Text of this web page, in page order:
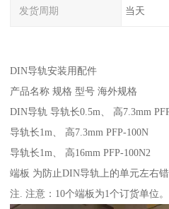
发货周期 当天
DIN导轨安装用配件
产品名称 规格 型号 海外规格
DIN导轨 导轨长0.5m、 高7.3mm
导轨长1m、 高7.3mm PFP-100N
导轨长1m、 高16mm PFP-100N2
端板 为防止DIN导轨上的单元左右
注. 注意：10个端板为1个订货单位